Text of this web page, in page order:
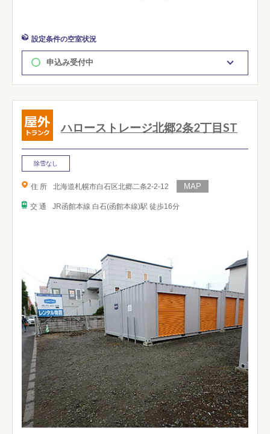
設定条件の空室状況
申込み受付中
ハローストレージ北郷2条2丁目ST
除雪なし
住 所 北海道札幌市白石区北郷二条2-2-12
交 通 JR函館本線 白石(函館本線)駅 徒歩16分